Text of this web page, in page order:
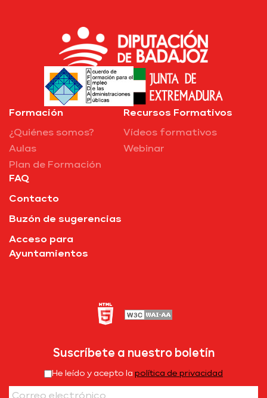
Formación
¿Quiénes somos?
Aulas
Plan de Formación
Recursos Formativos
Vídeos formativos
Webinar
FAQ
Contacto
Buzón de sugerencias
Acceso para
Ayuntamientos
Suscríbete a nuestro boletín
He leído y acepto la política de privacidad